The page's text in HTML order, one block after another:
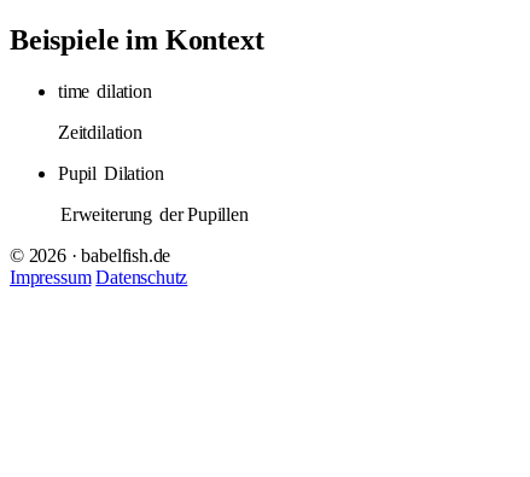
Beispiele im Kontext
time dilation
Zeitdilation
Pupil Dilation
Erweiterung der Pupillen
© 2026 · babelfish.de
Impressum Datenschutz